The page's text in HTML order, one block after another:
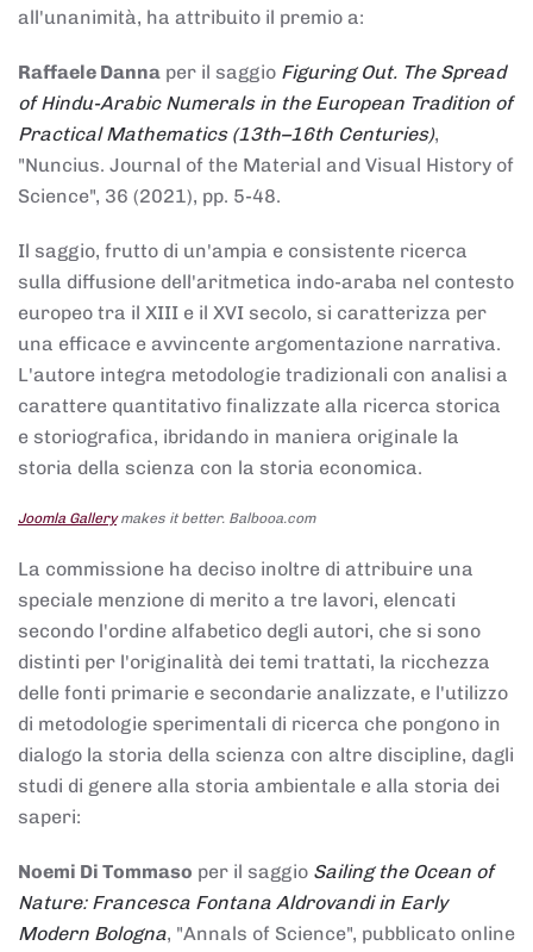
all'unanimità, ha attribuito il premio a:
Raffaele Danna per il saggio Figuring Out. The Spread
of Hindu-Arabic Numerals in the European Tradition of
Practical Mathematics (13th–16th Centuries),
"Nuncius. Journal of the Material and Visual History of
Science", 36 (2021), pp. 5-48.
Il saggio, frutto di un'ampia e consistente ricerca
sulla diffusione dell'aritmetica indo-araba nel contesto
europeo tra il XIII e il XVI secolo, si caratterizza per
una efficace e avvincente argomentazione narrativa.
L'autore integra metodologie tradizionali con analisi a
carattere quantitativo finalizzate alla ricerca storica
e storiografica, ibridando in maniera originale la
storia della scienza con la storia economica.
Joomla Gallerymakes it better. Balbooa.com
La commissione ha deciso inoltre di attribuire una
speciale menzione di merito a tre lavori, elencati
secondo l'ordine alfabetico degli autori, che si sono
distinti per l'originalità dei temi trattati, la ricchezza
delle fonti primarie e secondarie analizzate, e l'utilizzo
di metodologie sperimentali di ricerca che pongono in
dialogo la storia della scienza con altre discipline, dagli
studi di genere alla storia ambientale e alla storia dei
saperi:
Noemi Di Tommaso per il saggio Sailing the Ocean of
Nature: Francesca Fontana Aldrovandi in Early
Modern Bologna, "Annals of Science", pubblicato online